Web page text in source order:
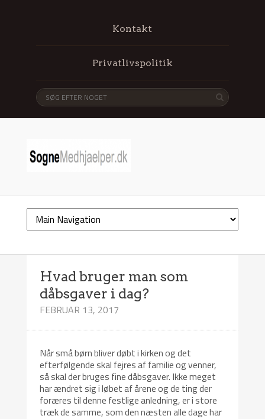
Kontakt
Privatlivspolitik
Hvad bruger man som
dåbsgaver i dag?
FEBRUAR 13, 2017
Når små børn bliver døbt i kirken og det
efterfølgende skal fejres af familie og venner,
så skal der bruges fine dåbsgaver. Ikke meget
har ændret sig i løbet af årene og de ting der
foræres til denne festlige anledning, er i store
træk de samme, som den næsten alle dage har